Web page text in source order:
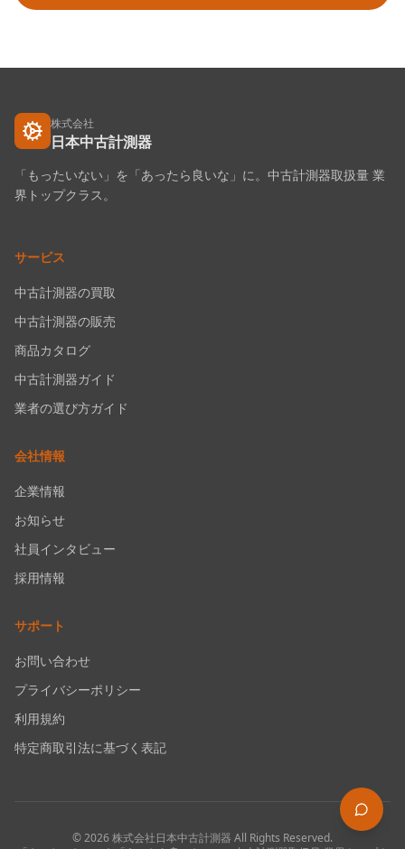
株式会社
日本中古計測器
「もったいない」を「あったら良いな」に。中古計測器取扱量 業
界トップクラス。
サービス
中古計測器の買取
中古計測器の販売
商品カタログ
中古計測器ガイド
業者の選び方ガイド
会社情報
企業情報
お知らせ
社員インタビュー
採用情報
サポート
お問い合わせ
プライバシーポリシー
利用規約
特定商取引法に基づく表記
©2026株式会社日本中古計測器 All Rights Reserved.